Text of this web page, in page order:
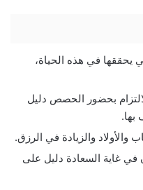
يحققها في هذه الحياة،
بحضور الحصص دليل
بها.
والزيادة في الرزق.
غاية السعادة دليل على